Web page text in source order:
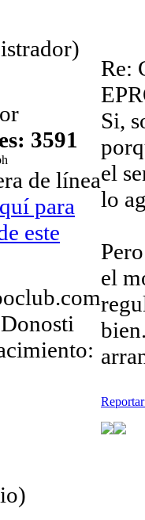
3591
Re:
Si,
el
lo
el